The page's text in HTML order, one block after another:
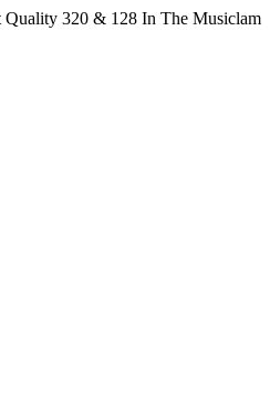
320 & 128 In The Musiclam